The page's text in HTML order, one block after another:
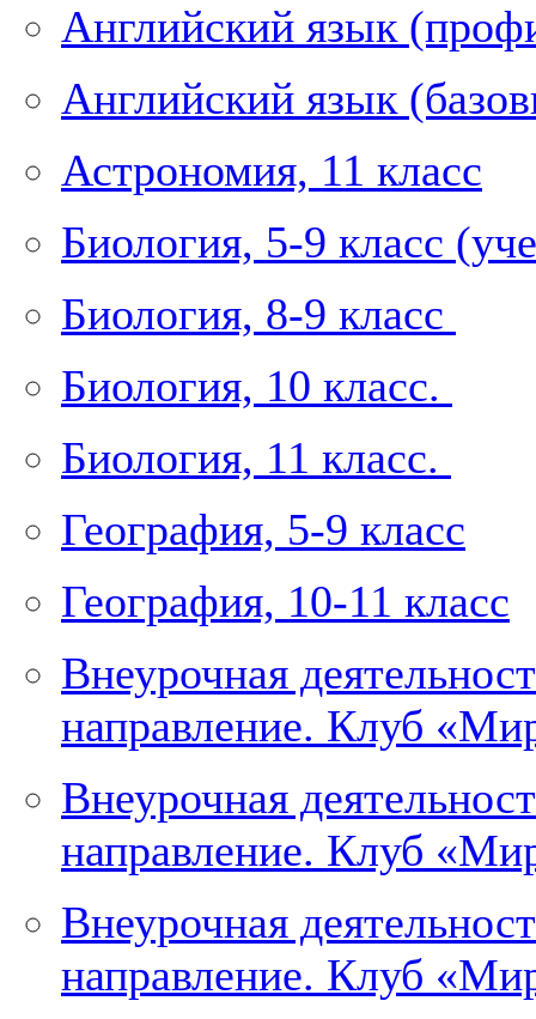
Английский язык
Английский язык
Астрономия, 11 класс
Биология, 5-9 класс
Биология, 8-9 класс
Биология, 10 класс.
Биология, 11 класс.
География, 5-9 класс
География, 10-11 класс
Внеурочная
направление. Клуб
Внеурочная
направление. Клуб
Внеурочная
направление. Клуб